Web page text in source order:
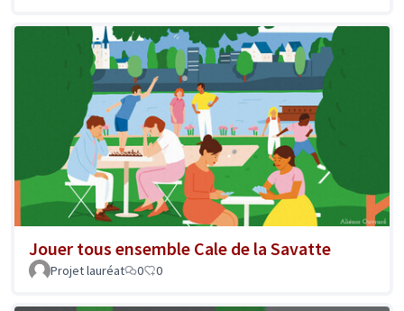
Jouer tous ensemble Cale de la Savatte
Projet lauréat 0 0